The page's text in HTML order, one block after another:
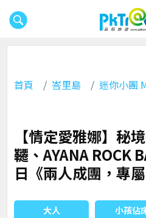
首頁 峇里島
迷你小團
【情定愛雅娜】秘
韆、AYANA ROCK
日《兩人成團，專
大人 小孩佔